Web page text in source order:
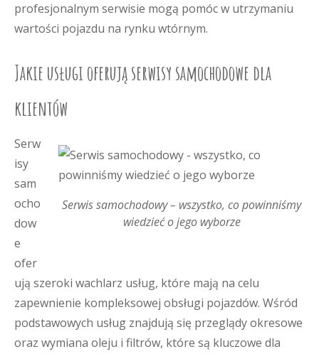
profesjonalnym serwisie mogą pomóc w utrzymaniu
wartości pojazdu na rynku wtórnym.
Jakie usługi oferują serwisy samochodowe dla
klientów
Serwis samochodowy – wszystko, co powinniśmy
wiedzieć o jego wyborze
Serw
isy
sam
ocho
dow
e
ofer
ują szeroki wachlarz usług, które mają na celu
zapewnienie kompleksowej obsługi pojazdów. Wśród
podstawowych usług znajdują się przeglądy okresowe
oraz wymiana oleju i filtrów, które są kluczowe dla